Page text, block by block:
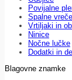
Povijalne
Spalne vreče
Vrtiljaki in
Ninice
Nočne lučke
Dodatki in
Blagovne znamke